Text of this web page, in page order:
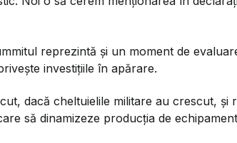
reprezintă și un moment de
investițiile în apărare.
dacă cheltuielile militare au crescut, și
să dinamizeze producția de